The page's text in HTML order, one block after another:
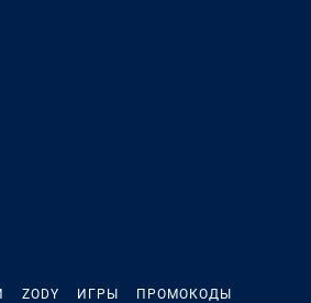
ZODY ИГРЫ ПРОМОКОДЫ